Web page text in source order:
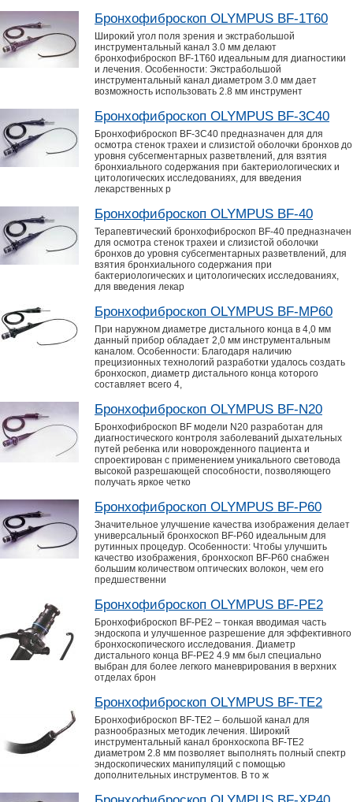
Бронхофиброскоп OLYMPUS BF-1T60
Широкий угол поля зрения и экстрабольшой
инструментальный канал 3.0 мм делают
бронхофиброскоп BF-1T60 идеальным для диагностики
и лечения. Особенности: Экстрабольшой
инструментальный канал диаметром 3.0 мм дает
возможность использовать 2.8 мм инструмент
Бронхофиброскоп OLYMPUS BF-3C40
Бронхофиброскоп BF-3С40 предназначен для для
осмотра стенок трахеи и слизистой оболочки бронхов до
уровня субсегментарных разветвлений, для взятия
бронхиального содержания при бактериологических и
цитологических исследованиях, для введения
лекарственных р
Бронхофиброскоп OLYMPUS BF-40
Терапевтический бронхофиброскоп BF-40 предназначен
для осмотра стенок трахеи и слизистой оболочки
бронхов до уровня субсегментарных разветвлений, для
взятия бронхиального содержания при
бактериологических и цитологических исследованиях,
для введения лекар
Бронхофиброскоп OLYMPUS BF-MP60
При наружном диаметре дистального конца в 4,0 мм
данный прибор обладает 2,0 мм инструментальным
каналом. Особенности: Благодаря наличию
прецизионных технологий разработки удалось создать
бронхоскоп, диаметр дистального конца которого
составляет всего 4,
Бронхофиброскоп OLYMPUS BF-N20
Бронхофиброскоп BF модели N20 разработан для
диагностического контроля заболеваний дыхательных
путей ребенка или новорожденного пациента и
спроектирован с применением уникального световода
высокой разрешающей способности, позволяющего
получать яркое четко
Бронхофиброскоп OLYMPUS BF-P60
Значительное улучшение качества изображения делает
универсальный бронхоскоп BF-P60 идеальным для
рутинных процедур. Особенности: Чтобы улучшить
качество изображения, бронхоскоп BF-P60 снабжен
большим количеством оптических волокон, чем его
предшественни
Бронхофиброскоп OLYMPUS BF-PE2
Бронхофиброскоп BF-PE2 – тонкая вводимая часть
эндоскопа и улучшенное разрешение для эффективного
бронхоскопического исследования. Диаметр
дистального конца BF-PE2 4.9 мм был специально
выбран для более легкого маневрирования в верхних
отделах брон
Бронхофиброскоп OLYMPUS BF-TE2
Бронхофиброскоп BF-TE2 – большой канал для
разнообразных методик лечения. Широкий
инструментальный канал бронхоскопа BF-TE2
диаметром 2.8 мм позволяет выполнять полный спектр
эндоскопических манипуляций с помощью
дополнительных инструментов. В то ж